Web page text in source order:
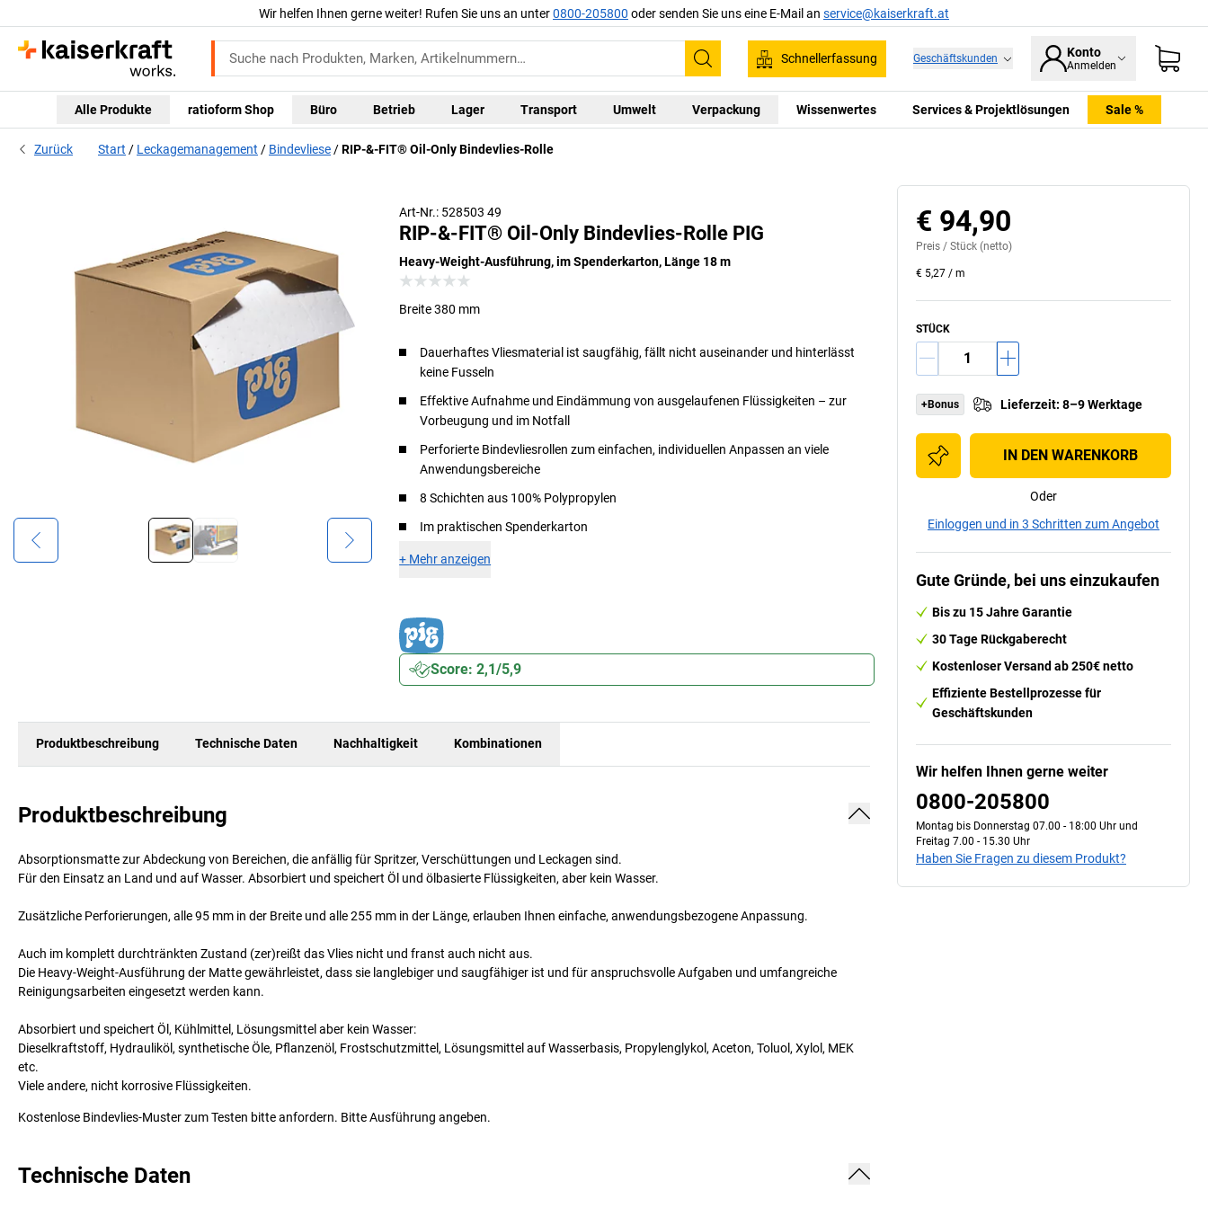
Wir helfen Ihnen gerne weiter! Rufen Sie uns an unter0800-205800 oder senden Sie uns eine E-Mail an service@kaiserkraft.at
Suchen
Schnellerfassung Geschäftskunden Konto
Anmelden
Alle Produkte ratioform Shop Büro Betrieb Lager Transport Umwelt Verpackung Wissenwertes Services & Projektlösungen Sale %
Zurück Start Leckagemanagement Bindevliese RIP-&-FIT® Oil-Only Bindevlies-Rolle
Art-Nr.: 528503 49
RIP-&-FIT® Oil-Only Bindevlies-Rolle PIG
Heavy-Weight-Ausführung, im Spenderkarton, Länge 18 m
Breite 380 mm
Dauerhaftes Vliesmaterial ist saugfähig, fällt nicht auseinander und hinterlässt
keine Fusseln
Effektive Aufnahme und Eindämmung von ausgelaufenen Flüssigkeiten – zur
Vorbeugung und im Notfall
Perforierte Bindevliesrollen zum einfachen, individuellen Anpassen an viele
Anwendungsbereiche
8 Schichten aus 100% Polypropylen
Im praktischen Spenderkarton
+ Mehr anzeigen
Score: 2,1/5,9
Produktbeschreibung Technische Daten Nachhaltigkeit Kombinationen
Produktbeschreibung
Absorptionsmatte zur Abdeckung von Bereichen, die anfällig für Spritzer, Verschüttungen und Leckagen sind.
Für den Einsatz an Land und auf Wasser. Absorbiert und speichert Öl und ölbasierte Flüssigkeiten, aber kein Wasser.
Zusätzliche Perforierungen, alle 95 mm in der Breite und alle 255 mm in der Länge, erlauben Ihnen einfache, anwendungsbezogene Anpassung.
Auch im komplett durchtränkten Zustand (zer)reißt das Vlies nicht und franst auch nicht aus.
Die Heavy-Weight-Ausführung der Matte gewährleistet, dass sie langlebiger und saugfähiger ist und für anspruchsvolle Aufgaben und umfangreiche
Reinigungsarbeiten eingesetzt werden kann.
Absorbiert und speichert Öl, Kühlmittel, Lösungsmittel aber kein Wasser:
Dieselkraftstoff, Hydrauliköl, synthetische Öle, Pflanzenöl, Frostschutzmittel, Lösungsmittel auf Wasserbasis, Propylenglykol, Aceton, Toluol, Xylol, MEK
etc.
Viele andere, nicht korrosive Flüssigkeiten.
Kostenlose Bindevlies-Muster zum Testen bitte anfordern. Bitte Ausführung angeben.
Technische Daten
€ 94,90
Preis / Stück (netto)
€ 5,27 / m
STÜCK
+Bonus Lieferzeit: 8–9 Werktage
IN DEN WARENKORB
Oder
Einloggen und in 3 Schritten zum Angebot
Gute Gründe, bei uns einzukaufen
Bis zu 15 Jahre Garantie
30 Tage Rückgaberecht
Kostenloser Versand ab 250€ netto
Effiziente Bestellprozesse für
Geschäftskunden
Wir helfen Ihnen gerne weiter
0800-205800
Montag bis Donnerstag 07.00 - 18:00 Uhr und
Freitag 7.00 - 15.30 Uhr
Haben Sie Fragen zu diesem Produkt?